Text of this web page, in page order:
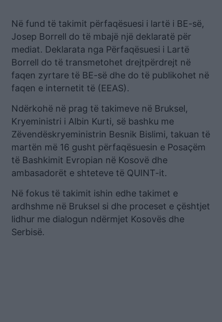
Në fund të takimit përfaqësuesi i lartë i BE-së,
Josep Borrell do të mbajë një deklaratë për
mediat. Deklarata nga Përfaqësuesi i Lartë
Borrell do të transmetohet drejtpërdrejt në
faqen zyrtare të BE-së dhe do të publikohet në
faqen e internetit të (EEAS).
Ndërkohë në prag të takimeve në Bruksel,
Kryeministri i Albin Kurti, së bashku me
Zëvendëskryeministrin Besnik Bislimi, takuan të
martën më 16 gusht përfaqësuesin e Posaçëm
të Bashkimit Evropian në Kosovë dhe
ambasadorët e shteteve të QUINT-it.
Në fokus të takimit ishin edhe takimet e
ardhshme në Bruksel si dhe proceset e çështjet
lidhur me dialogun ndërmjet Kosovës dhe
Serbisë.